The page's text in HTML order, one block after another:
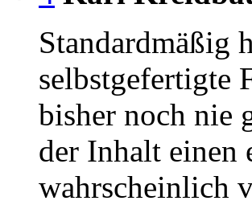
Standardmäßig
selbstgefertigte
bisher noch nie
der Inhalt einen
wahrscheinlich